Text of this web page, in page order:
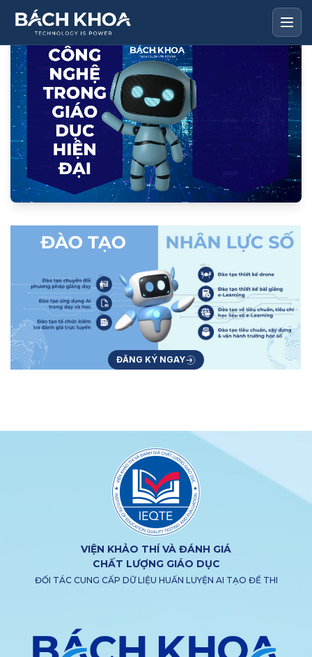
GIỚI THIỆU
SẢN PHẨM
TIN TỨC - TUYỂN DỤNG
LIÊN HỆ
ĐĂNG KÝ DEMO
ĐĂNG KÝ NGAY
VIỆN KHẢO THÍ VÀ ĐÁNH GIÁ
CHẤT LƯỢNG GIÁO DỤC
ĐỐI TÁC CUNG CẤP DỮ LIỆU HUẤN LUYỆN AI TẠO ĐỀ THI